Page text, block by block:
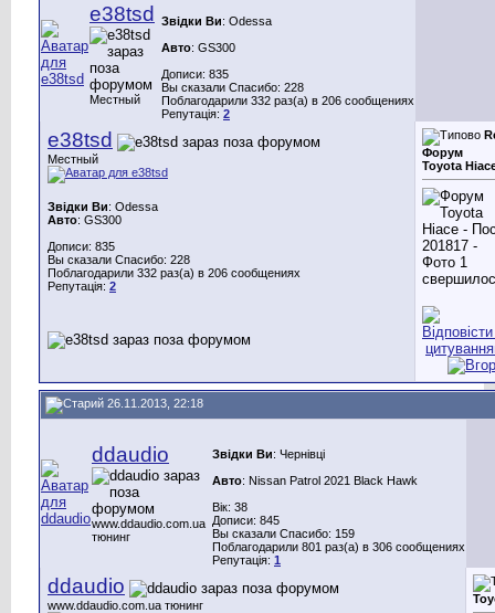
e38tsd
Местный
Звідки Ви: Odessa
Авто: GS300
Дописи: 835
Вы сказали Спасибо: 228
Поблагодарили 332 раз(а) в 206 сообщениях
Репутація: 2
e38tsd
Местный
Звідки Ви: Odessa
Авто: GS300
Дописи: 835
Вы сказали Спасибо: 228
Поблагодарили 332 раз(а) в 206 сообщениях
Репутація: 2
Форум
Toyotа
26.11.2013, 22:18
ddaudio
www.ddaudio.com.ua
тюнинг
Звідки Ви: Чернівці
Авто: Nissan Patrol 2021 Black Hawk
Вік: 38
Дописи: 845
Вы сказали Спасибо: 159
Поблагодарили 801 раз(а) в 306 сообщениях
Репутація: 1
ddaudio
www.ddaudio.com.ua тюнинг